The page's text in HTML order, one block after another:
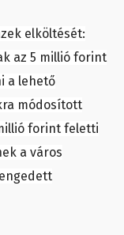
elköltését:
az 5 millió forint
a lehető
módosított
forint feletti
a város